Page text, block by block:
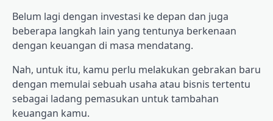
Belum lagi dengan investasi ke depan dan juga
beberapa langkah lain yang tentunya berkenaan
dengan keuangan di masa mendatang.
Nah, untuk itu, kamu perlu melakukan gebrakan baru
dengan memulai sebuah usaha atau bisnis tertentu
sebagai ladang pemasukan untuk tambahan
keuangan kamu.